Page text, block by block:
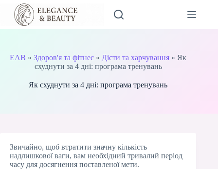
Перейти
вмісту
EAB »Здоров'я та фітнес » Дієти та харчування » Як
схуднути за 4 дні: програма тренувань
Як схуднути за 4 дні: програма тренувань
Звичайно, щоб втратити значну кількість
надлишкової ваги, вам необхідний тривалий період
часу для досягнення поставленої мети.